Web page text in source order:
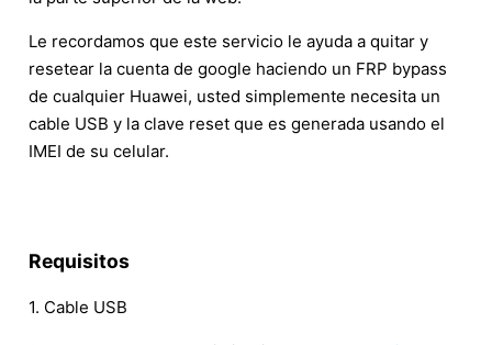
Le recordamos que este servicio le ayuda a quitar y
resetear la cuenta de google haciendo un FRP bypass
de cualquier Huawei, usted simplemente necesita un
cable USB y la clave reset que es generada usando el
IMEI de su celular.
Requisitos
1. Cable USB